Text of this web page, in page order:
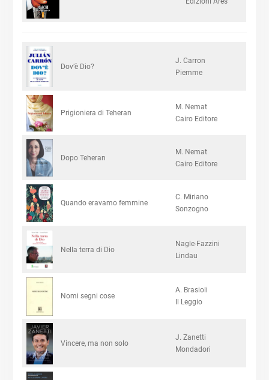
Dov’è Dio?
J. Carron
Piemme
Prigioniera di Teheran
M. Nemat
Cairo Editore
Dopo Teheran
M. Nemat
Cairo Editore
Quando eravamo femmine
C. Miriano
Sonzogno
Nella terra di Dio
Nagle-Fazzini
Lindau
Nomi segni cose
A. Brasioli
Il Leggio
Vincere, ma non solo
J. Zanetti
Mondadori